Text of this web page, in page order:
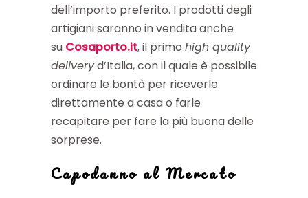
dell’importo preferito. I prodotti degli
artigiani saranno in vendita anche
su Cosaporto.it, il primo high quality
deliveryd’Italia, con il quale è possibile
ordinare le bontà per riceverle
direttamente a casa o farle
recapitare per fare la più buona delle
sorprese.
Capodanno al Mercato